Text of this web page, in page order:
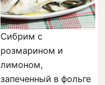
Сибрим с
розмарином и
лимоном,
запеченный в фольге